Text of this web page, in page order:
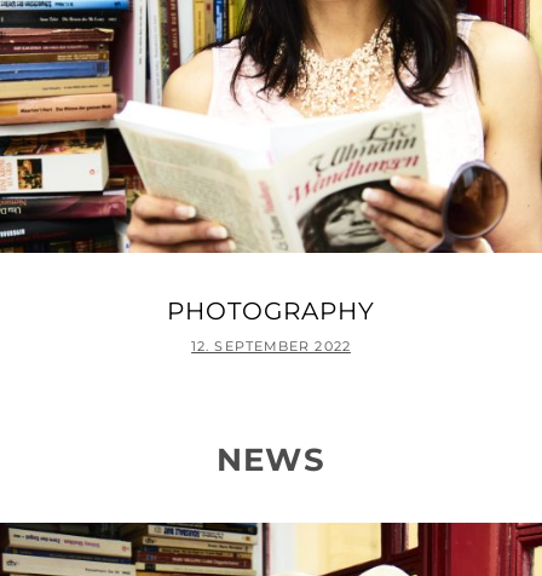
PHOTOGRAPHY
POSTED
12. SEPTEMBER 2022
NEWS